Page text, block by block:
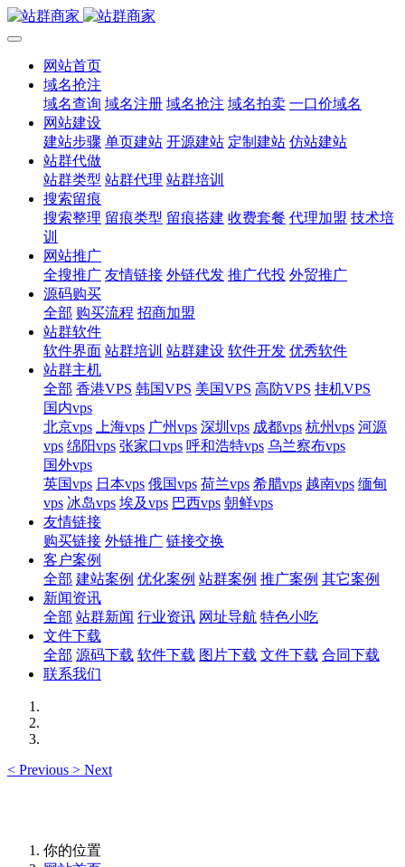
网站首页
域名抢注
域名查询 域名注册 域名抢注 域名拍卖 一口价域名
网站建设
建站步骤 单页建站 开源建站 定制建站 仿站建站
站群代做
站群类型 站群代理 站群培训
搜索留痕
搜索整理 留痕类型 留痕搭建 收费套餐 代理加盟 技术培
训
网站推广
全搜推广 友情链接 外链代发 推广代投 外贸推广
源码购买
全部 购买流程 招商加盟
站群软件
软件界面 站群培训 站群建设 软件开发 优秀软件
站群主机
全部 香港VPS 韩国VPS 美国VPS 高防VPS 挂机VPS
国内vps
北京vps
上海vps 广州vps 深圳vps 成都vps 杭州vps 河源
vps 绵阳vps 张家口vps 呼和浩特vps 乌兰察布vps
国外vps
英国vps 日本vps 俄国vps 荷兰vps 希腊vps 越南vps 缅甸
vps 冰岛vps 埃及vps 巴西vps 朝鲜vps
友情链接
购买链接 外链推广 链接交换
客户案例
全部 建站案例 优化案例 站群案例 推广案例 其它案例
新闻资讯
全部 站群新闻 行业资讯 网址导航 特色小吃
文件下载
全部 源码下载 软件下载 图片下载 文件下载 合同下载
联系我们
< Previous > Next
你的位置